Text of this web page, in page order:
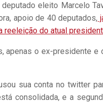
eleito Marcelo
apoio de 40 deputados,
reeleição do atual
apenas o ex-presidente
sua conta no twitter
consolidada, e a